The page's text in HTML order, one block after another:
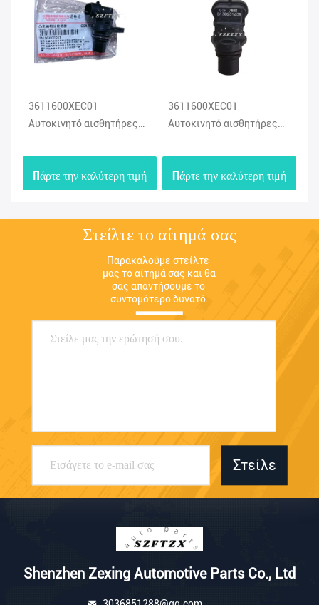
3611600XEC01
Αυτοκινητό αισθητήρες
θέσης ατρακτοφόρου για
περιπλανώμενο H4 H6 H8
H9 WEY VV5
Πάρτε την καλύτερη τιμή
3611600XEC01
Αυτοκινητό αισθητήρες
Sensor Για το Μεγάλο
Τείχος Haval Hover H4 H6
Πάρτε την καλύτερη τιμή
Στείλτε το αίτημά σας
Παρακαλούμε στείλτε
μας το αίτημά σας και θα
σας απαντήσουμε το
συντομότερο δυνατό.
Στείλε
Shenzhen Zexing Automotive Parts Co., Ltd